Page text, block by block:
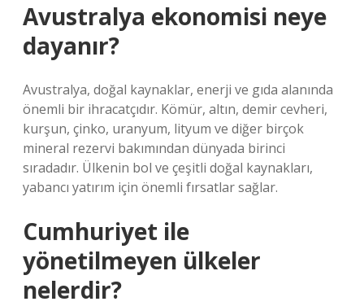
Avustralya ekonomisi neye
dayanır?
Avustralya, doğal kaynaklar, enerji ve gıda alanında
önemli bir ihracatçıdır. Kömür, altın, demir cevheri,
kurşun, çinko, uranyum, lityum ve diğer birçok
mineral rezervi bakımından dünyada birinci
sıradadır. Ülkenin bol ve çeşitli doğal kaynakları,
yabancı yatırım için önemli fırsatlar sağlar.
Cumhuriyet ile
yönetilmeyen ülkeler
nelerdir?